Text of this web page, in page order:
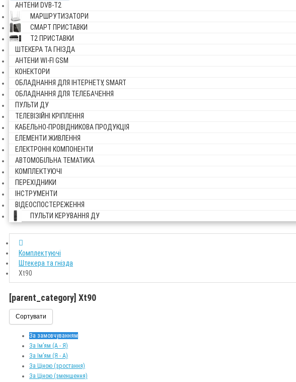
АНТЕНИ DVB-Т2
МАРШРУТИЗАТОРИ
СМАРТ ПРИСТАВКИ
Т2 ПРИСТАВКИ
ШТЕКЕРА ТА ГНІЗДА
АНТЕНИ WI-FI GSM
КОНЕКТОРИ
ОБЛАДНАННЯ ДЛЯ ІНТЕРНЕТУ, SMART
ОБЛАДНАННЯ ДЛЯ ТЕЛЕБАЧЕННЯ
ПУЛЬТИ ДУ
ТЕЛЕВІЗІЙНІ КРІПЛЕННЯ
КАБЕЛЬНО-ПРОВІДНИКОВА ПРОДУКЦІЯ
ЕЛЕМЕНТИ ЖИВЛЕННЯ
ЕЛЕКТРОННІ КОМПОНЕНТИ
АВТОМОБІЛЬНА ТЕМАТИКА
КОМПЛЕКТУЮЧІ
ПЕРЕХІДНИКИ
ІНСТРУМЕНТИ
ВІДЕОСПОСТЕРЕЖЕННЯ
ПУЛЬТИ КЕРУВАННЯ ДУ
Комплектуючі
Штекера та гнізда
Xt90
[parent_category] Xt90
Сортувати
За замовчуванням
За Ім’ям (A - Я)
За Ім’ям (Я - A)
За Ціною (зростання)
За Ціною (зменшення)